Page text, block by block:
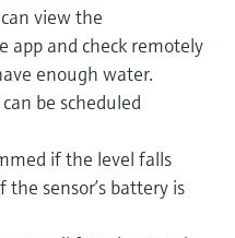
号，轻view the
app and check remotely
enough water.
be scheduled
if the level falls
sensor’s battery is